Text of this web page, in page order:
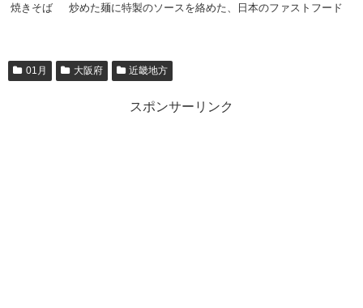
焼きそば
炒めた麺に特製のソースを絡めた、日本のファストフード
01月 大阪府 近畿地方
スポンサーリンク